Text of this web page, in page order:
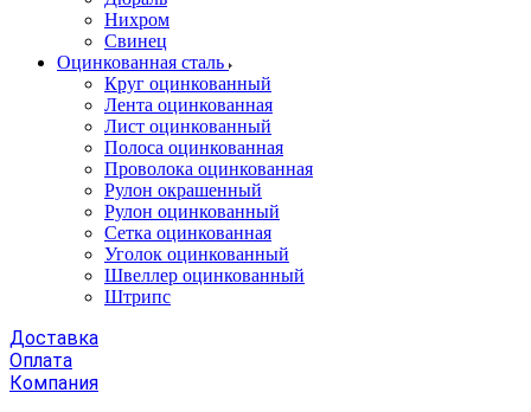
Нихром
Свинец
Оцинкованная сталь
Круг оцинкованный
Лента оцинкованная
Лист оцинкованный
Полоса оцинкованная
Проволока оцинкованная
Рулон окрашенный
Рулон оцинкованный
Сетка оцинкованная
Уголок оцинкованный
Швеллер оцинкованный
Штрипс
Доставка
Оплата
Компания